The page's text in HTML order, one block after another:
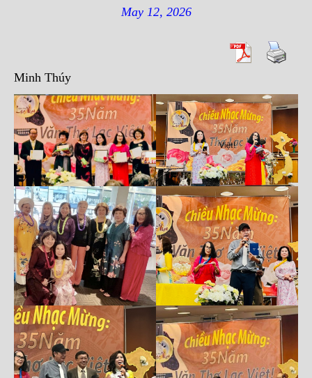
May 12, 2026
Minh Thúy